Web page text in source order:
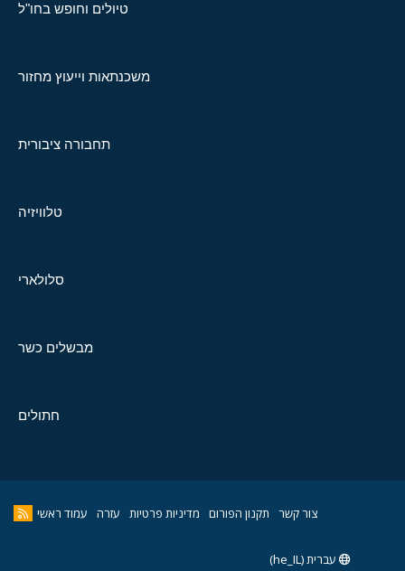
טיולים וחופש בחו"ל
משכנתאות וייעוץ מחזור
תחבורה ציבורית
טלוויזיה
סלולארי
מבשלים כשר
חתולים
צור קשר תקנון הפורום מדיניות פרטיות עזרה עמוד ראשי
עברית (he_IL)